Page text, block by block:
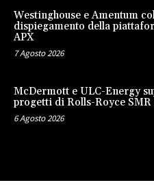
Westinghouse e Amentum
dispiegamento della
APX
7 Agosto 2026
McDermott e ULC-Energy
progetti di Rolls-Royce SMR
6 Agosto 2026